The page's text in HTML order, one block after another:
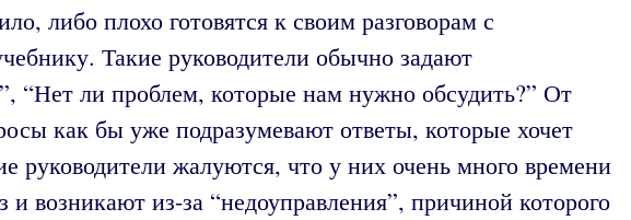
либо плохо готовятся к своим разговорам с
Такие руководители обычно задают
“Нет ли проблем, которые нам нужно обсудить?” От
как бы уже подразумевают ответы, которые хочет
руководители жалуются, что у них очень много времени
возникают из-за “недоуправления”, причиной которого